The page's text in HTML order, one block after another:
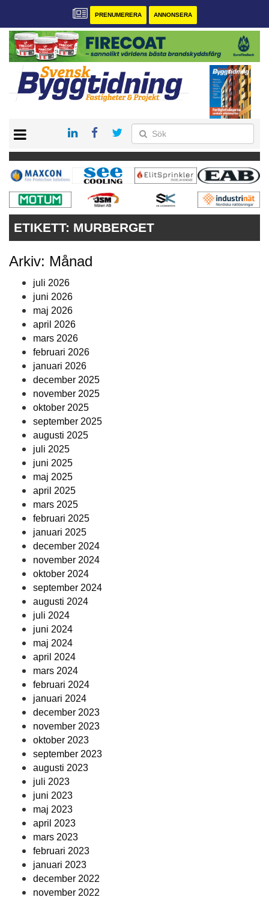
PRENUMERERA ANNONSERA
PRENUMERERA
VÅRA ANDRA MAGASIN
ANNONSERA
KONTAKT
ETIKETT: MURBERGET
Arkiv: Månad
juli 2026
juni 2026
maj 2026
april 2026
mars 2026
februari 2026
januari 2026
december 2025
november 2025
oktober 2025
september 2025
augusti 2025
juli 2025
juni 2025
maj 2025
april 2025
mars 2025
februari 2025
januari 2025
december 2024
november 2024
oktober 2024
september 2024
augusti 2024
juli 2024
juni 2024
maj 2024
april 2024
mars 2024
februari 2024
januari 2024
december 2023
november 2023
oktober 2023
september 2023
augusti 2023
juli 2023
juni 2023
maj 2023
april 2023
mars 2023
februari 2023
januari 2023
december 2022
november 2022